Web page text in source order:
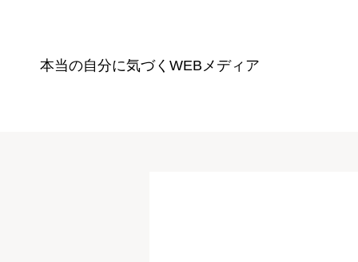
本当の自分に気づく WEBメディア